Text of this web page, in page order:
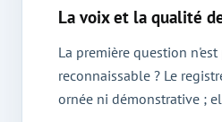
La voix et la qualité
La première question
reconnaissable ? Le
ornée ni démonstrative ;